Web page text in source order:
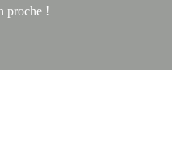
proche !